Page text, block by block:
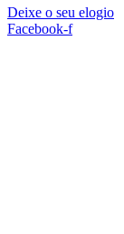
Deixe o seu elogio
Facebook-f